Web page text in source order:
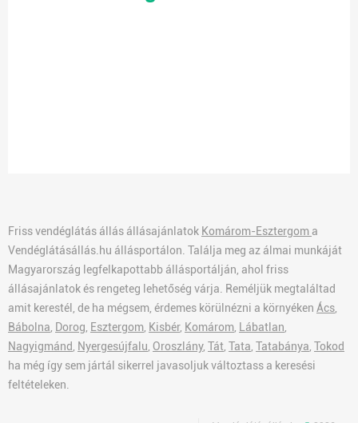
Friss vendéglátás állás állásajánlatok Komárom-Esztergom a
Vendéglátásállás.hu állásportálon. Találja meg az álmai munkáját
Magyarország legfelkapottabb állásportálján, ahol friss
állásajánlatok és rengeteg lehetőség várja. Reméljük megtaláltad
amit kerestél, de ha mégsem, érdemes körülnézni a környéken Ács
Bábolna Dorog Esztergom Kisbér, Komárom Lábatlan
Nagyigmánd
Nyergesújfalu Oroszlány, Tát Tata Tatabánya Tokod
ha még így sem jártál sikerrel javasoljuk változtass a keresési
feltételeken.